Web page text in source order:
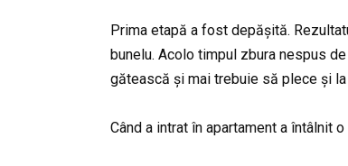
Prima etapă a fost depășită.
bunelu. Acolo timpul zbura nespus
gătească și mai trebuie să plece și
Când a intrat în apartament a întâlnit